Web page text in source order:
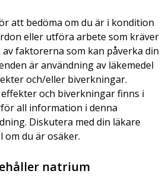
att bedöma om du är i kondition
eller utföra arbete som kräver
faktorerna som kan påverka din
är användning av läkemedel
och/eller biverkningar.
och biverkningar finns i
all information i denna
Diskutera med din läkare
du är osäker.
natrium